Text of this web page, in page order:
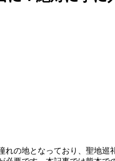
れの地となっており、聖地